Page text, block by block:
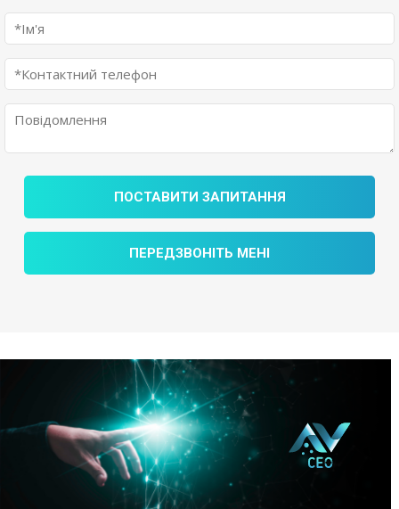
ПОСТАВИТИ ЗАПИТАННЯ
ПЕРЕДЗВОНІТЬ МЕНІ